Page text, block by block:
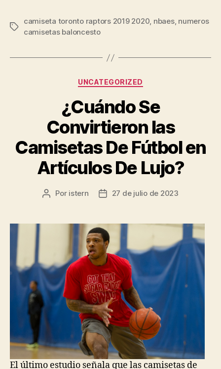
Etiquetas
camiseta toronto raptors 2019 2020, nbaes, numeros
camisetas baloncesto
Categorías
UNCATEGORIZED
¿Cuándo Se
Convirtieron las
Camisetas De Fútbol en
Artículos De Lujo?
Autor
entrada
Por istern
Fecha
entrada
27 de julio de 2023
El último estudio señala que las camisetas de